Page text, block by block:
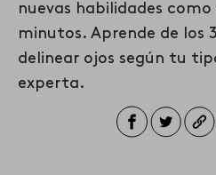
nuevas habilidades
minutos. Aprende de los
delinear ojos según tu
experta.